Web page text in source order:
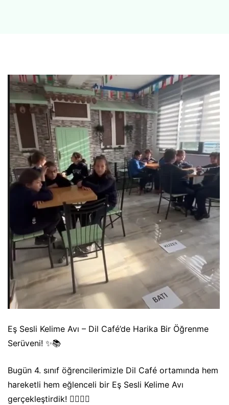
Eş Sesli Kelime Avı – Dil Café’de Harika Bir Öğrenme
Serüveni! ✨📚
Bugün 4. sınıf öğrencilerimizle Dil Café ortamında hem
hareketli hem eğlenceli bir Eş Sesli Kelime Avı
gerçekleştirdik! 🕵️‍♀️🔤🎉